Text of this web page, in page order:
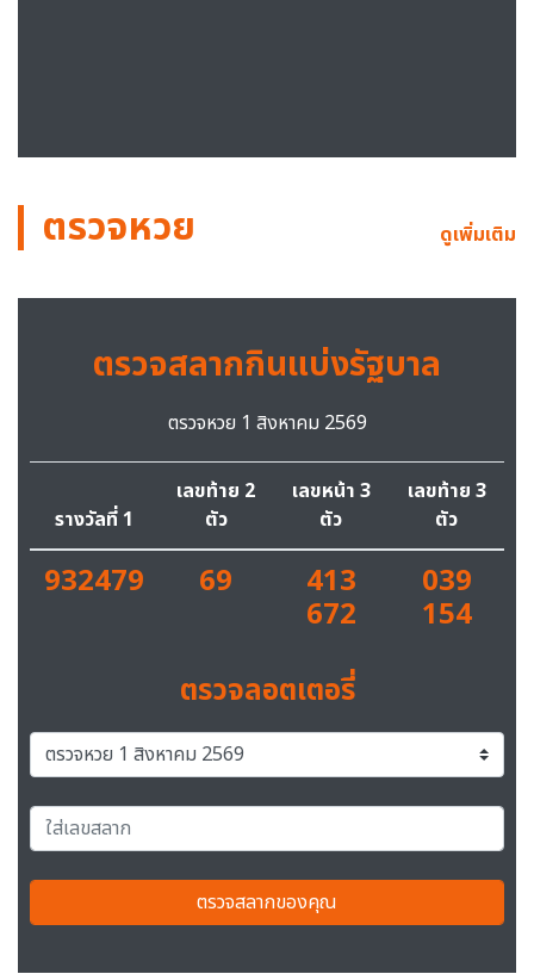
ตรวจหวย ดูเพิ่มเติม
ตรวจสลากกินแบ่งรัฐบาล
ตรวจหวย 1 สิงหาคม 2569
รางวัลที่ 1
เลขท้าย 2
ตัว
เลขหน้า 3
ตัว
เลขท้าย 3
ตัว
932479 69 413
672
039
154
ตรวจลอตเตอรี่
ตรวจสลากของคุณ